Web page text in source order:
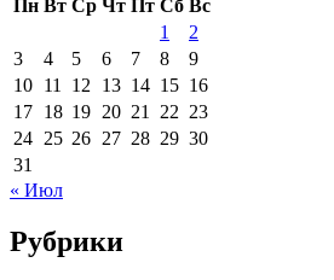
Пн Вт Ср Чт Пт Сб Вс
1
2
3
4 5 6 7 8
9
10 11 12 13 14 15 16
17 18 19 20 21 22 23
24 25 26 27 28 29 30
31
« Июл
Рубрики